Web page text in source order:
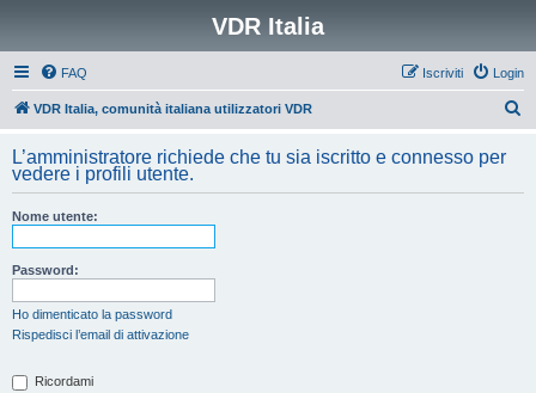
VDR Italia
FAQ Login
Iscriviti
VDR Italia, comunità italiana utilizzatori VDR
c
L’amministratore richiede che tu sia iscritto e connesso per
vedere i profili utente.
Nome utente:
Password:
Ho dimenticato la password
Rispedisci l’email di attivazione
Ricordami